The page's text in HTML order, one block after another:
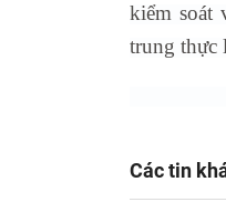
kiểm soát
trung thực
Các tin